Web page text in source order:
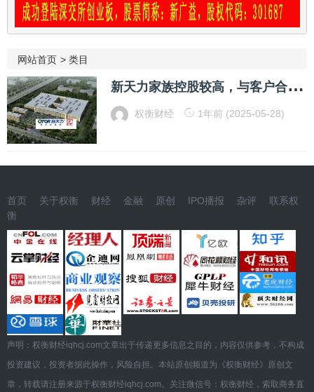
网站首页 > 类目
新
天力家族控股较高，与客户合作公允性待考，流动性风险突显
权衡财经 1年前 (2025-05-28)
首页 关于权衡 财经 金融 原创 IPO播报 杂评
联系权
衡
声明：权衡财经iqhcj.com文章出于传递更多信息之目的，内容仅供参考，不构成
投资建议，投资者据此操作，风险自担。本站原创频道为《权衡财经》原创文
章，转载请注册来源于权衡财经iqhcj.com。关注微信号：权衡财经，索取商务直